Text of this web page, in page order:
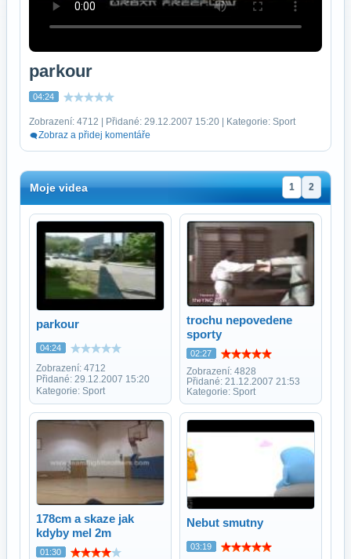
parkour
04:24
Zobrazení: 4712 | Přidané: 29.12.2007 15:20 | Kategorie: Sport
Zobraz a přidej komentáře
Moje videa 1 2
parkour
04:24
Zobrazení: 4712
Přidané: 29.12.2007 15:20
Kategorie: Sport
trochu nepovedene
sporty
02:27
Zobrazení: 4828
Přidané: 21.12.2007 21:53
Kategorie: Sport
178cm a skaze jak
kdyby mel 2m
01:30
Nebut smutny
03:19